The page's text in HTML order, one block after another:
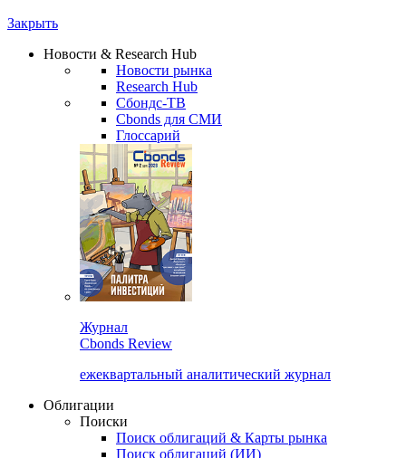
Watchlist
Сбондс Люди
Новости & Research Hub
Новости рынка
Research Hub
Сбондс-ТВ
Cbonds для СМИ
Глоссарий
Cbonds Review
ежеквартальный аналитический журнал